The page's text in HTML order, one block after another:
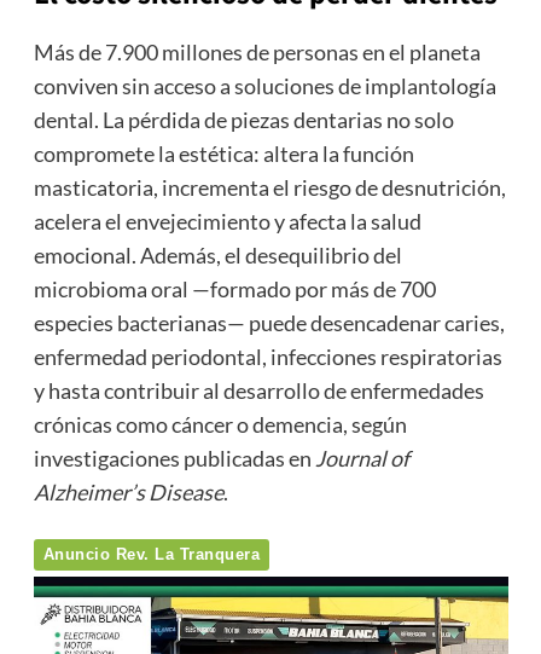
Más de 7.900 millones de personas en el planeta
conviven sin acceso a soluciones de implantología
dental. La pérdida de piezas dentarias no solo
compromete la estética: altera la función
masticatoria, incrementa el riesgo de desnutrición,
acelera el envejecimiento y afecta la salud
emocional. Además, el desequilibrio del
microbioma oral —formado por más de 700
especies bacterianas— puede desencadenar caries,
enfermedad periodontal, infecciones respiratorias
y hasta contribuir al desarrollo de enfermedades
crónicas como cáncer o demencia, según
investigaciones publicadas en Journal of
Alzheimer’s Disease.
Anuncio Rev. La Tranquera